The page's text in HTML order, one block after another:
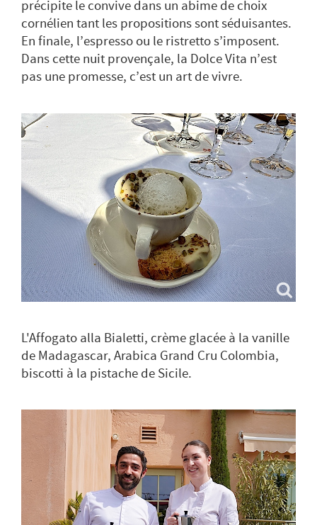
précipite le convive dans un abime de choix
cornélien tant les propositions sont séduisantes.
En finale, l’espresso ou le ristretto s’imposent.
Dans cette nuit provençale, la Dolce Vita n’est
pas une promesse, c’est un art de vivre.
L'Affogato alla Bialetti, crème glacée à la vanille
de Madagascar, Arabica Grand Cru Colombia,
biscotti à la pistache de Sicile.